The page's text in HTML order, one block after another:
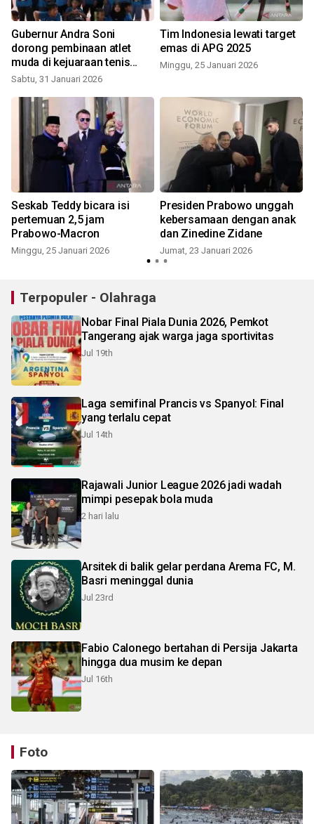
Gubernur Andra Soni
dorong pembinaan atlet
muda di kejuaraan tenis
junior
Sabtu, 31 Januari 2026
Tim Indonesia lewati target
emas di APG 2025
Minggu, 25 Januari 2026
Seskab Teddy bicara isi
pertemuan 2,5 jam
Prabowo-Macron
Minggu, 25 Januari 2026
Presiden Prabowo unggah
kebersamaan dengan anak
dan Zinedine Zidane
Jumat, 23 Januari 2026
Terpopuler - Olahraga
Nobar Final Piala Dunia 2026, Pemkot
Tangerang ajak warga jaga sportivitas
Jul 19th
Laga semifinal Prancis vs Spanyol: Final
yang terlalu cepat
Jul 14th
Rajawali Junior League 2026 jadi wadah
mimpi pesepak bola muda
2 hari lalu
Arsitek di balik gelar perdana Arema FC, M.
Basri meninggal dunia
Jul 23rd
Fabio Calonego bertahan di Persija Jakarta
hingga dua musim ke depan
Jul 16th
Foto